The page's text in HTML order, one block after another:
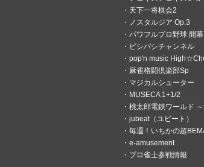
天下一将棋会2
ノスタルジア Op.3
パワフルプロ野球 開
ビシバシチャンネル
pop'n music
麻雀格闘倶楽部Sp
マジカルシューター
MUSECA 1+1/2
桃太郎電鉄ワールド ～地球も
jubeat（ユビート）
毎週！いちかの超
e-amusement
プロ雀士参戦情報